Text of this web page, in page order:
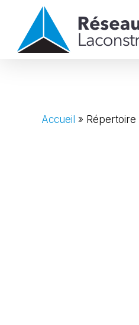
content
Accueil » Répertoire